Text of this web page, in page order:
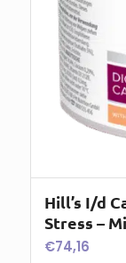
Hill’s I/d
Stress –
€74,16